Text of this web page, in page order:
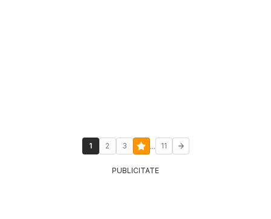
1 2 3 ... 11
PUBLICITATE